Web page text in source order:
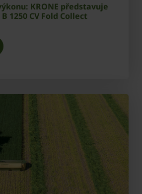
KRONE představuje
1250 CV Fold Collect